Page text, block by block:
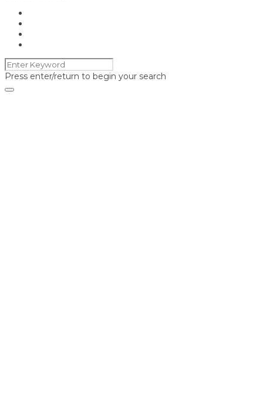
Press enter/return to begin your search